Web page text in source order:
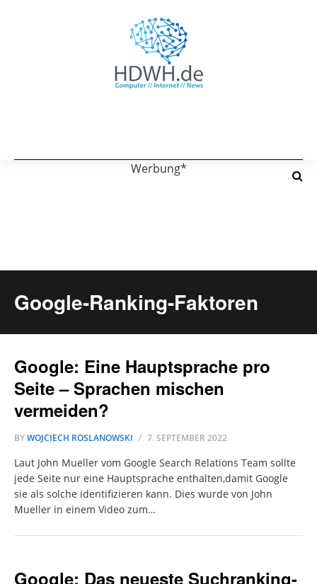
Werbung*
Google-Ranking-Faktoren
Google: Eine Hauptsprache pro
Seite – Sprachen mischen
vermeiden?
BYWOJCIECH ROSLANOWSKI 7. SEPTEMBER 2022
Laut John Mueller vom Google Search Relations Team sollte
jede Seite nur eine Hauptsprache enthalten,damit Google
sie als solche identifizieren kann. Dies wurde von John
Mueller in einem Video zum…
Google: Das neueste Suchranking-